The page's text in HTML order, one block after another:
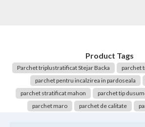
Product Tags
Parchet triplustratificat Stejar Backa
parchet
parchet pentru incalzirea in pardoseala
parchet stratificat mahon
parchet tip
parchet maro
parchet de calitate